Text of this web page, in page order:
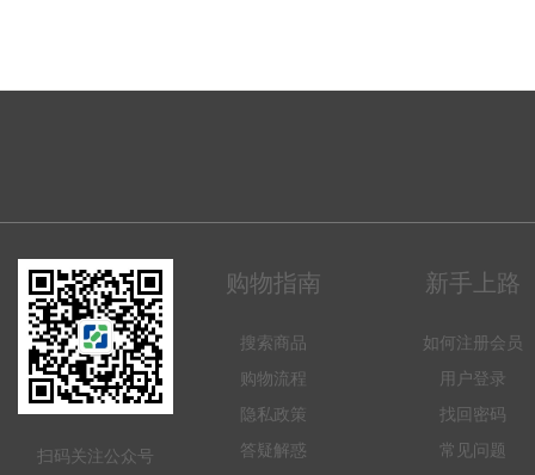
扫码关注公众号
购物指南
搜索商品
购物流程
隐私政策
答疑解惑
新手上路
如何注册会员
用户登录
找回密码
常见问题